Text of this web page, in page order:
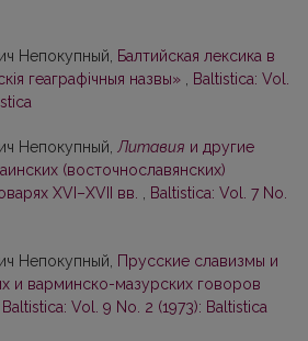
Непокупный,
Балтийская лексика в
геаграфічныя назвы»
Baltistica: Vol.
Непокупный, Литавия и другие
(восточнославянских)
XVI–XVII вв.
Baltistica: Vol. 7 No.
Непокупный,
Прусские славизмы и
и варминско-мазурских говоров
Baltistica: Vol. 9 No. 2 (1973): Baltistica